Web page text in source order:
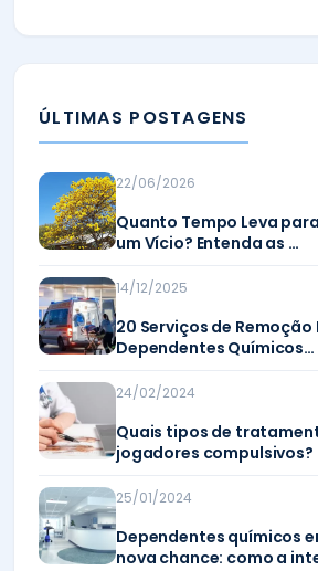
ÚLTIMAS POSTAGENS
22/06/2026
Quanto Tempo Leva
um Vício? Entenda as …
14/12/2025
20 Serviços de
Dependentes Químicos…
24/02/2024
Quais tipos de
jogadores compulsivos?
25/01/2024
Dependentes químicos
nova chance: como a